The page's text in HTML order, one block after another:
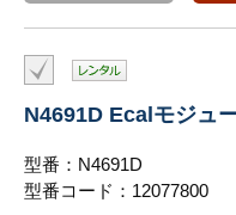
N4691D Ecalモジュ
型番：N4691D
型番コード：12077800